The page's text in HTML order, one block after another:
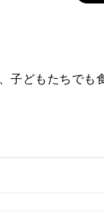
子どもたちでも